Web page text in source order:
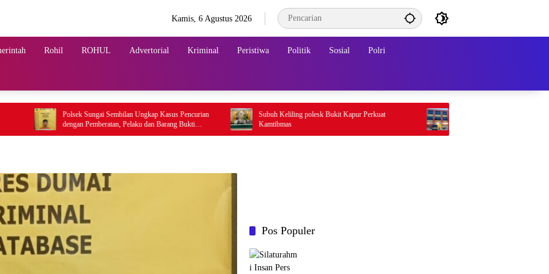
Kamis, 6 Agustus 2026
Rohil ROHUL Advertorial Kriminal Peristiwa Politik Sosial Polri
Polsek Sungai Sembilan Ungkap Kasus Pencurian
dengan Pemberatan, Pelaku dan Barang Bukti
Berhasil Diamankan
Subuh Keliling polesk Bukit Kapur Perkuat
Kamtibmas
Warga Resah “Diduga Aktivitas
Minta Pemko Pekanbaru Periksa Legalitas
Aktivitas Z Homestay di Jalan Tanjung
Pos Populer